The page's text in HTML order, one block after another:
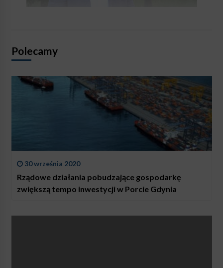
Polecamy
30 września 2020
Rządowe działania pobudzające gospodarkę
zwiększą tempo inwestycji w Porcie Gdynia